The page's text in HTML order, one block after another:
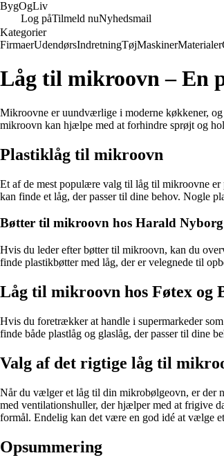
BygOgLiv
Log påTilmeld nuNyhedsmail
Kategorier
FirmaerUdendørsIndretningTøjMaskinerMaterialer
Låg til mikroovn – En
Mikroovne er uundværlige i moderne køkkener,
mikroovn kan hjælpe med at forhindre sprøjt og
Plastiklåg til mikroovn
Et af de mest populære valg til låg til mikroovne er
kan finde et låg, der passer til dine behov. Nogle
Bøtter til mikroovn hos Harald Nyborg
Hvis du leder efter bøtter til mikroovn, kan du
finde plastikbøtter med låg, der er velegnede til
Låg til mikroovn hos Føtex og
Hvis du foretrækker at handle i supermarkeder
finde både plastlåg og glaslåg, der passer til dine
Valg af det rigtige låg til
Når du vælger et låg til din mikrobølgeovn, er der
med ventilationshuller, der hjælper med at frigive
formål. Endelig kan det være en god idé at vælge
Opsummering